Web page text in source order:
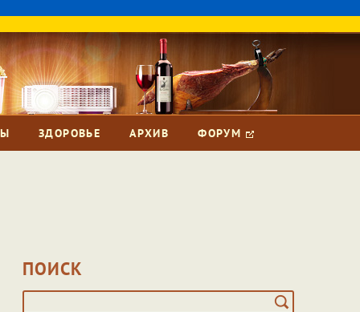
ЗДОРОВЬЕ АРХИВ ФОРУМ
ПОИСК